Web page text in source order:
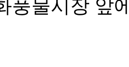
풍물시장 앞